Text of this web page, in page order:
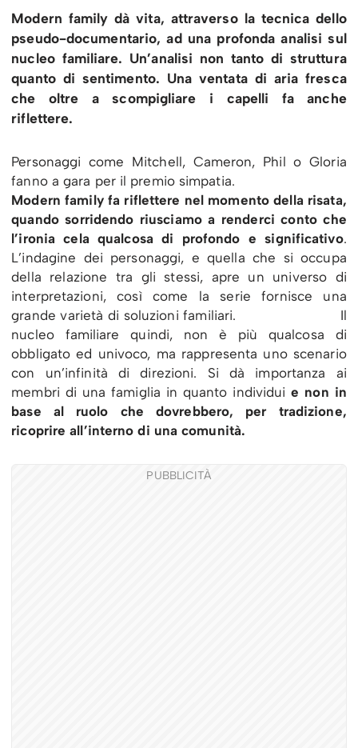
Modern family dà vita, attraverso la tecnica dello
pseudo-documentario, ad una profonda analisi sul
nucleo familiare. Un’analisi non tanto di struttura
quanto di sentimento. Una ventata di aria fresca
che oltre a scompigliare i capelli fa anche
riflettere.
Personaggi come Mitchell, Cameron, Phil o Gloria
fanno a gara per il premio simpatia.
Modern family fa riflettere nel momento della risata,
quando sorridendo riusciamo a renderci conto che
l’ironia cela qualcosa di profondo e significativo.
L’indagine dei personaggi, e quella che si occupa
della relazione tra gli stessi, apre un universo di
interpretazioni, così come la serie fornisce una
grande varietà di soluzioni familiari. Il
nucleo familiare quindi, non è più qualcosa di
obbligato ed univoco, ma rappresenta uno scenario
con un’infinità di direzioni. Si dà importanza ai
membri di una famiglia in quanto individui e non in
base al ruolo che dovrebbero, per tradizione,
ricoprire all’interno di una comunità.
PUBBLICITÀ